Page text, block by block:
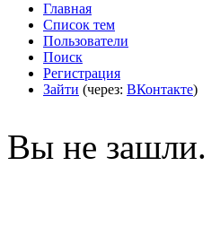
Главная
Список тем
Пользователи
Поиск
Регистрация
Зайти (через: ВКонтакте)
Вы не зашли.